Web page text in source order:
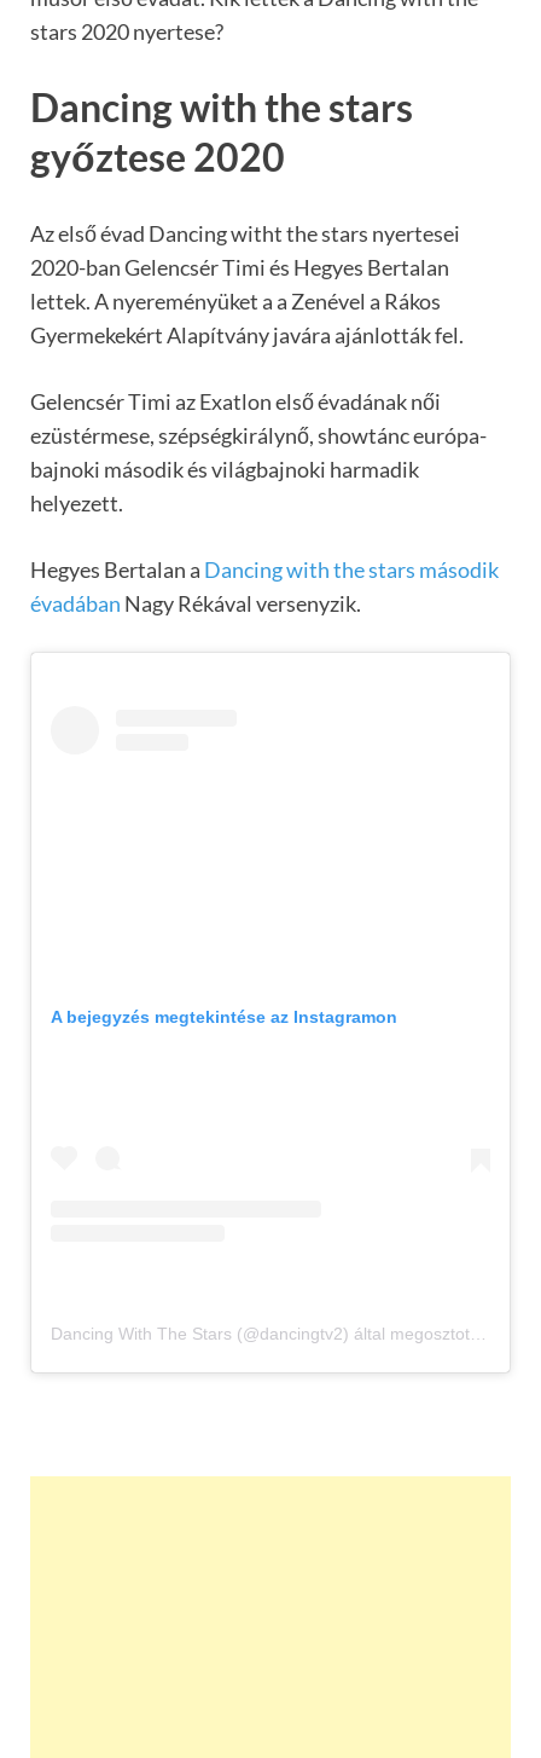
stars 2020 nyertese?
Dancing with the stars
győztese 2020
Az első évad Dancing witht the stars nyertesei
2020-ban Gelencsér Timi és Hegyes Bertalan
lettek. A nyereményüket a a Zenével a Rákos
Gyermekekért Alapítvány javára ajánlották fel.
Gelencsér Timi az Exatlon első évadának női
ezüstérmese, szépségkirálynő, showtánc európa-
bajnoki második és világbajnoki harmadik
helyezett.
Hegyes Bertalan a Dancing with the stars második
évadában Nagy Rékával versenyzik.
A bejegyzés megtekintése az Instagramon